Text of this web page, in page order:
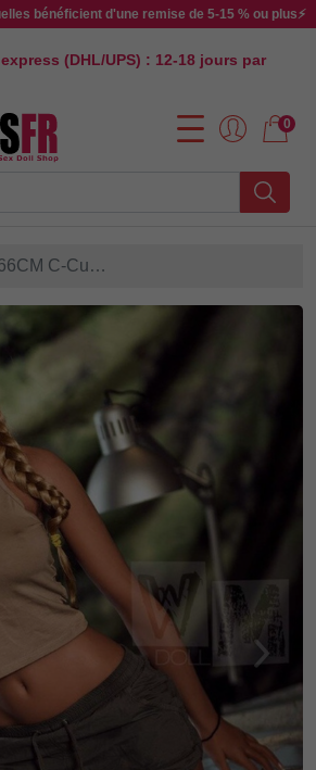
bénéficient d'une remise de 5-15 % ou plus⚡
(DHL/UPS) : 12-18 jours par
0
C-Cup #273 Poupée Sexuelle en TPE